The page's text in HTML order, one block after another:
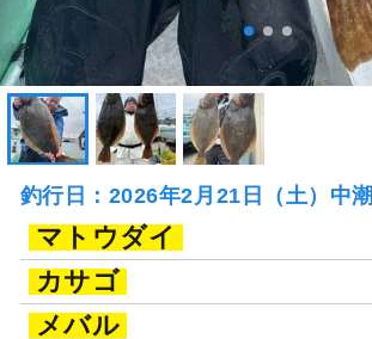
釣行日：2026年2月21日（土）中潮
マトウダイ
カサゴ
メバル